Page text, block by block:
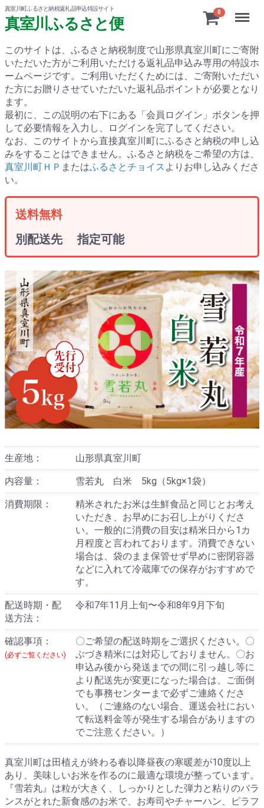
真室川町ふるさと納税返礼品申込特設サイト
真室川ふるさと便
このサイトは、ふるさと納税制度で山形県真室川町にご寄附
いただいた方がご利用いただける返礼品申込み専用の特設ホ
ームページです。
ご利用いただくためには、ご寄附いただい
た方にお贈りさせていただいた返礼品ポイントが必要となり
ます。
最初に、この説明の右下にある「会員ログイン」ボタンを押
して必要情報を入力し、ログインを完了してください。
なお、このサイトから直接真室川町にふるさと納税の申し込
みをすることはできません。ふるさと納税をご希望の方は、
真室川町ＨＰ またはふるさとチョイス よりお申し込みくださ
い。
0
送料無料
別配送先 指定可能
Menu
生産地： 山形県真室川町
内容量： 雪若丸 白米 5kg（5kg×1袋）
消費期限：
精米されたお米は生鮮食品と同じとお考え
いただき、お早めにお召し上がりくださ
い。一般的に消費の目安は精米日から1カ
月程度と言われております。消費できない
場合は、袋のまま保管せず早めに密閉容器
などに入れて冷蔵庫での保存がおすすめで
す。
配送時期・配
送方法：
令和7年11月上旬〜令和8年9月下旬
確認事項：
(必ずご覧ください)
〇ご希望の配送時期をご選択ください。〇
ぶづき精米には対応しておりません。〇お
申込み後から発送までの間に引っ越し等に
より配送先が変更になった場合は、ご面倒
でも事務センターまで必ずご連絡くださ
い。（ご連絡のない場合、運送会社におい
て転送料金等が発生する場合がありますの
でご注意ください。）
真室川町は田植えが終わる春以降昼夜の寒暖差が10度以上
あり、美味しいお米を作るのに最適な環境が整っています。
『雪若丸』は粒が大きく、しっかりとした弾力と粘りのバラ
ンスがとれた新食感のお米で、お寿司やチャーハン、ピラフ